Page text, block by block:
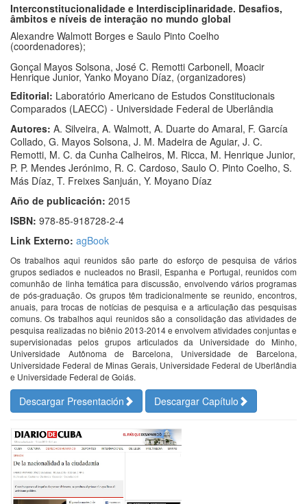
Interconstitucionalidade e Interdisciplinaridade. Desafios,
âmbitos e níveis de interação no mundo global
Alexandre Walmott Borges e Saulo Pinto Coelho
(coordenadores);
Gonçal Mayos Solsona, José C. Remotti Carbonell, Moacir
Henrique Junior, Yanko Moyano Díaz, (organizadores)
Editorial: Laboratório Americano de Estudos Constitucionais
Comparados (LAECC) - Universidade Federal de Uberlândia
Autores: A. Silveira, A. Walmott, A. Duarte do Amaral, F. García
Collado, G. Mayos Solsona, J. M. Madeira de Aguiar, J. C.
Remotti, M. C. da Cunha Calheiros, M. Ricca, M. Henrique Junior,
P. P. Mendes Jerónimo, R. C. Cardoso, Saulo O. Pinto Coelho, S.
Más Díaz, T. Freixes Sanjuán, Y. Moyano Díaz
Año de publicación: 2015
ISBN: 978-85-918728-2-4
Link Externo: agBook
Os trabalhos aqui reunidos são parte do esforço de pesquisa de vários
grupos sediados e nucleados no Brasil, Espanha e Portugal, reunidos com
comunhão de linha temática para discussão, envolvendo vários programas
de pós-graduação. Os grupos têm tradicionalmente se reunido, encontros,
anuais, para trocas de notícias de pesquisa e a articulação das pesquisas
comuns. Os trabalhos aqui reunidos são a consolidação das atividades de
pesquisa realizadas no biênio 2013-2014 e envolvem atividades conjuntas e
supervisionadas pelos grupos articulados da Universidade do Minho,
Universidade Autônoma de Barcelona, Universidade de Barcelona,
Universidade Federal de Minas Gerais, Universidade Federal de Uberlândia
e Universidade Federal de Goiás.
Descargar Presentación Descargar Capítulo